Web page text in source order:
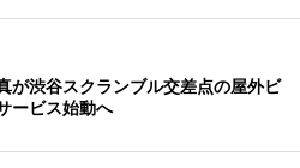
が渋谷スクランブル交差点の屋外ビ
ービス始動へ